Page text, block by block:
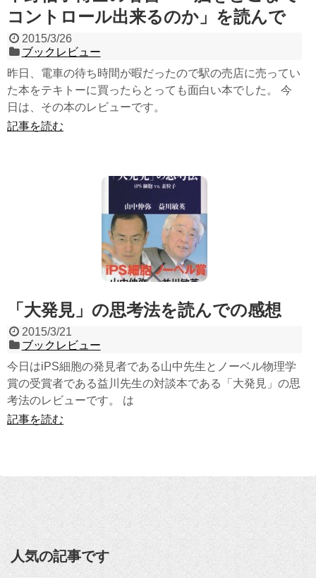
コントロール出来るのか」を読んで
2015/3/26
ブックレビュー
昨日、電車の待ち時間が暇だったので駅の売店に売ってい
た本をテキトーに買ったらとっても面白い本でした。 今
日は、その本のレビューです。
記事を読む
「大発見」の思考法を読んでの感想
2015/3/21
ブックレビュー
今日はiPS細胞の発見者である山中先生とノーベル物理学
賞の受賞者である益川先生の対談本である「大発見」の思
考法のレビューです。 は
記事を読む
人気の記事です